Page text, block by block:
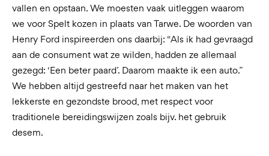
vallen en opstaan. We moesten vaak uitleggen waarom
we voor Spelt kozen in plaats van Tarwe. De woorden van
Henry Ford inspireerden ons daarbij: “Als ik had gevraagd
aan de consument wat ze wilden, hadden ze allemaal
gezegd: ‘Een beter paard’. Daarom maakte ik een auto.”
We hebben altijd gestreefd naar het maken van het
lekkerste en gezondste brood, met respect voor
traditionele bereidingswijzen zoals bijv. het gebruik
desem.